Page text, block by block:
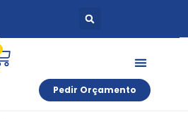
Pedir Orçamento